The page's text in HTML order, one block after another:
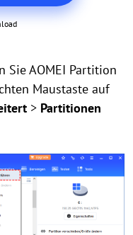
Sie AOMEI Partition
Maustaste auf
> Partitionen